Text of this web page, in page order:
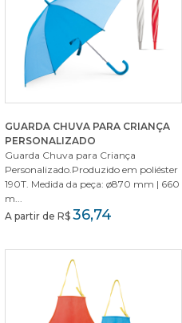
GUARDA CHUVA PARA CRIANÇA
PERSONALIZADO
Guarda Chuva para Criança
Personalizado.Produzido em poliéster
190T. Medida da peça: ø870 mm | 660
m...
A partir de R$ 36,74